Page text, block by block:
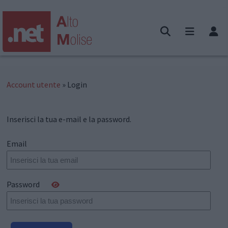
Account utente » Login
Inserisci la tua e-mail e la password.
Email
Password